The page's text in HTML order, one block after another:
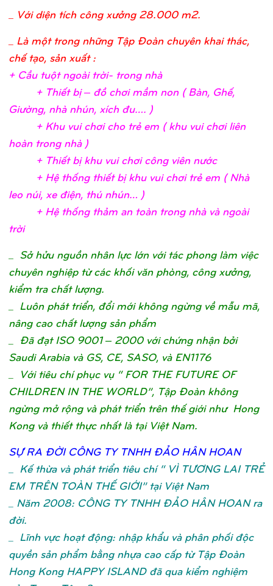
Với diện tích công xưởng 28.000 m2.
_ Là một trong những Tập Đoàn chuyên khai thác,
chế tạo, sản xuất :
+ Cầu tuột ngoài trời- trong nhà
+ Thiết bị– đồchơi mầm non ( Bàn, Ghế,
Giường, nhà nhún, xích đu…. )
+ Khu vui chơi cho trẻem ( khu vui chơi liên
hoàn trong nhà )
+ Thiết bịkhu vui chơi công viên nước
+ Hệthống thiết bịkhu vui chơi trẻem ( Nhà
leo núi, xe điện, thú nhún… )
+ Hệthống thảm an toàn trong nhà và ngoài
trời
Sở hửu nguồn nhân lực lớn với tác phong làm việc
chuyên nghiệp từ các khối văn phòng, công xưởng,
kiểm tra chất lượng.
_ Luôn phát triển, đổi mới không ngừng về mẫu mã,
nâng cao chất lượng sản phẩm
_ Đã đạt ISO 9001 – 2000 với chứng nhận bởi
Saudi Arabia và GS, CE, SASO, và EN1176
_ Với tiêu chí phục vụ “ FOR THE FUTURE OF
CHILDREN IN THE WORLD”, Tập Đoàn không
ngừng mở rộng và phát triển trên thế giới như Hong
Kong và thiết thực nhất là tại Việt Nam.
SỰRA ĐỜI CÔNG TY TNHH ĐẢO HÂN HOAN
Kế thừa và phát triển tiêu chí “ VÌ TƯƠNG LAI TRẺ
EM TRÊN TOÀN THẾ GIỚI” tại Việt Nam
_ Năm 2008: CÔNG TY TNHH ĐẢO HÂN HOAN ra
đời.
_ Lĩnh vực hoạt động: nhập khẩu và phân phối độc
quyền sản phẩm bằng nhựa cao cấp từ Tập Đoàn
Hong Kong HAPPY ISLAND đã qua kiểm nghiệm